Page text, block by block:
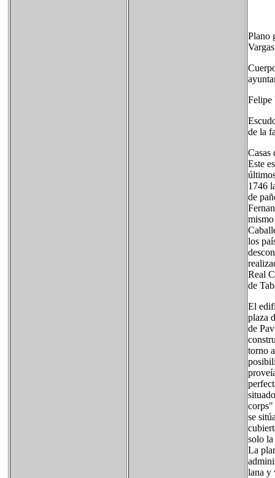
Plano
Felipe
de la
Casas
Este
1746
de
los
Real
de
El
plaza
de
torno
corps"
se
solo
La
lana y